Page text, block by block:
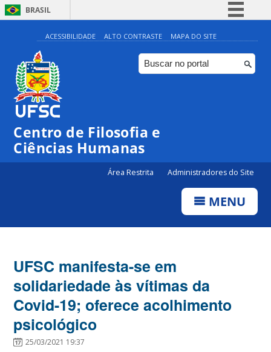
BRASIL
Simplifique!
Comunica BR
Participe
ACESSIBILIDADE ALTO CONTRASTE MAPA DO SITE
Centro de Filosofia e
Ciências Humanas
Área Restrita Administradores do Site
MENU
UFSC manifesta-se em
solidariedade às vítimas da
Covid-19; oferece acolhimento
psicológico
25/03/2021 19:37